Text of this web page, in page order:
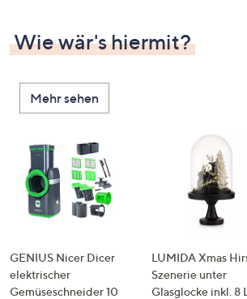
Wie wär's hiermit?
Mehr sehen
GENIUS Nicer Dicer
elektrischer
Gemüseschneider 10
LUMIDA Xmas
Szenerie unter
Glasglocke inkl. 8